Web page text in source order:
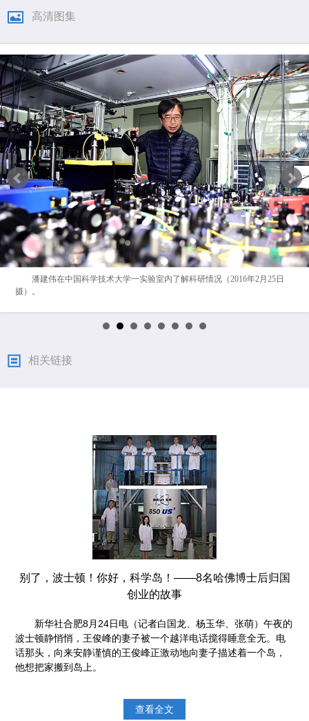
高清图集
潘建伟在中国科学技术大学一实验室内了解科研情况（2016年2月25日
摄）。
相关链接
别了，波士顿！你好，科学岛！——8名哈佛博士后归国
创业的故事
新华社合肥8月24日电（记者白国龙、杨玉华、张萌）午夜的
波士顿静悄悄，王俊峰的妻子被一个越洋电话搅得睡意全无。电
话那头，向来安静谨慎的王俊峰正激动地向妻子描述着一个岛，
他想把家搬到岛上。
查看全文